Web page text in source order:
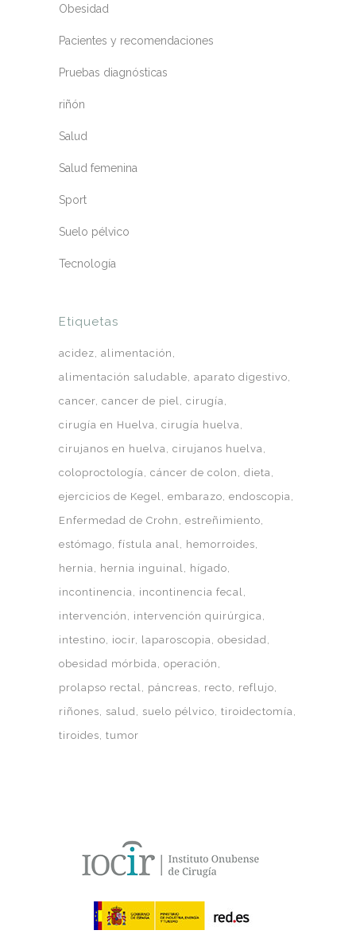
Obesidad
Pacientes y recomendaciones
Pruebas diagnósticas
riñón
Salud
Salud femenina
Sport
Suelo pélvico
Tecnología
Etiquetas
acidez alimentación
alimentación saludable aparato digestivo
cancer cancer de piel cirugía
cirugía en Huelva cirugía huelva
cirujanos en huelva cirujanos huelva
coloproctología cáncer de colon
dieta
ejercicios de Kegel embarazo endoscopia
Enfermedad de Crohn
estreñimiento
estómago fístula anal
hemorroides
hernia
hernia inguinal
hígado
incontinencia
incontinencia fecal
intervención
intervención quirúrgica
intestino
iocir laparoscopia obesidad
obesidad mórbida operación
prolapso rectal
páncreas recto
reflujo
riñones
salud suelo pélvico tiroidectomía
tiroides tumor